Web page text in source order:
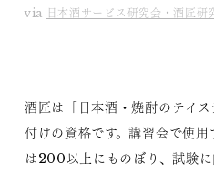
via 日本酒サービス研究会・酒匠研
酒匠は「日本酒・焼酎のテイ
付けの資格です。講習会で使用
は200以上にものぼり、試験